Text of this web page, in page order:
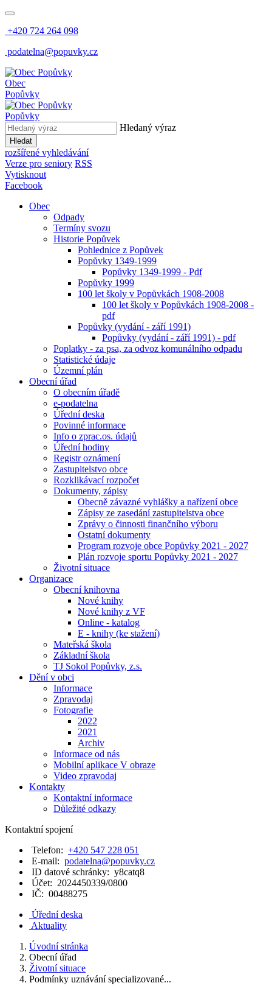
+420 724 264 098
podatelna@popuvky.cz
Obec
Popůvky
Popůvky
Hledaný výraz
Hledat
rozšířené vyhledávání
Verze pro seniory RSS
Vytisknout
Facebook
Obec
Odpady
Termíny svozu
Historie Popůvek
Pohlednice z Popůvek
Popůvky 1349-1999
Popůvky 1349-1999 - Pdf
Popůvky 1999
100 let školy v Popůvkách 1908-2008
100 let školy v Popůvkách 1908-2008 -
pdf
Popůvky (vydání - září 1991)
Popůvky (vydání - září 1991) - pdf
Poplatky - za psa, za odvoz komunálního odpadu
Statistické údaje
Územní plán
Obecní úřad
O obecním úřadě
e-podatelna
Úřední deska
Povinné informace
Info o zprac.os. údajů
Úřední hodiny
Registr oznámení
Zastupitelstvo obce
Rozklikávací rozpočet
Dokumenty, zápisy
Obecně závazné vyhlášky a nařízení obce
Zápisy ze zasedání zastupitelstva obce
Zprávy o činnosti finančního výboru
Ostatní dokumenty
Program rozvoje obce Popůvky 2021 - 2027
Plán rozvoje sportu Popůvky 2021 - 2027
Životní situace
Organizace
Obecní knihovna
Nové knihy
Nové knihy z VF
Online - katalog
E - knihy (ke stažení)
Mateřská škola
Základní škola
TJ Sokol Popůvky, z.s.
Dění v obci
Informace
Zpravodaj
Fotografie
2022
2021
Archiv
Informace od nás
Mobilní aplikace V obraze
Video zpravodaj
Kontakty
Kontaktní informace
Důležité odkazy
Kontaktní spojení
Telefon: +420 547 228 051
E-mail: podatelna@popuvky.cz
ID datové schránky: y8catq8
Účet: 2024450339/0800
IČ: 00488275
Úřední deska
Aktuality
Úvodní stránka
Obecní úřad
Životní situace
Podmínky uznávání specializované...